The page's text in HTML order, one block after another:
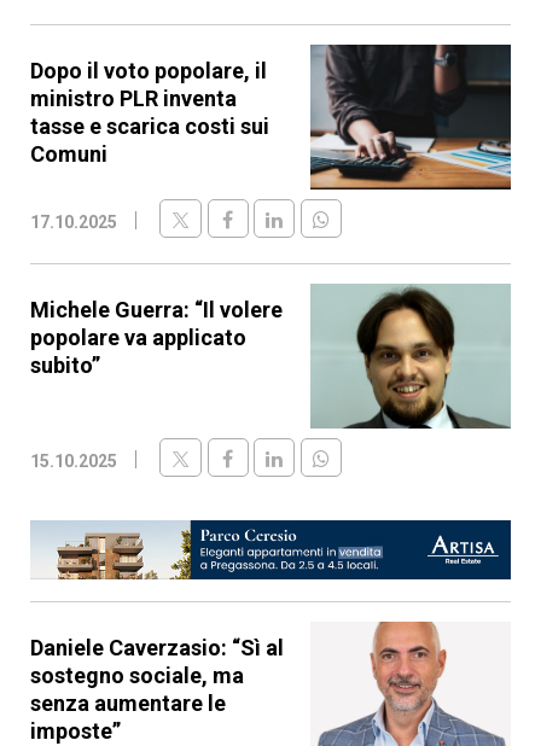
Dopo il voto popolare, il
ministro PLR inventa
tasse e scarica costi sui
Comuni
17.10.2025
Michele Guerra: “Il volere
popolare va applicato
subito”
15.10.2025
Daniele Caverzasio: “Sì al
sostegno sociale, ma
senza aumentare le
imposte”